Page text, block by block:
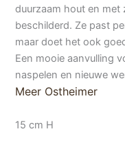
duurzaam hout en met
beschilderd. Ze past
maar doet het ook
Een mooie aanvulling
naspelen en nieuwe
Meer Ostheimer
15 cm H